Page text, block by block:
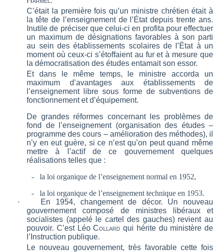
C’était la première fois qu’un ministre chrétien était à
la tête de l’enseignement de l’État depuis trente ans.
Inutile de préciser que celui-ci en profita pour effectuer
un maximum de désignations favorables à son parti
au sein des établissements scolaires de l’État à un
moment où ceux-ci s’étoffaient au fur et à mesure que
la démocratisation des études entamait son essor.
Et dans le même temps, le ministre accorda un
maximum d’avantages aux établissements de
l’enseignement libre sous forme de subventions de
fonctionnement et d’équipement.
De grandes réformes concernant les problèmes de
fond de l’enseignement (organisation des études –
programme des cours – amélioration des méthodes), il
n’y en eut guère, si ce n’est qu’on peutquand même
mettre à l’actif de ce gouvernement quelques
réalisations telles que :
-
la loi organique de l’enseignement normal en 1952,
-
la loi organique de l’enseignement technique en 1953.
·
En 1954, changement de décor. Un nouveau
gouvernement composé de ministres libéraux et
socialistes (appelé le cartel des gauches) revient au
pouvoir. C’est LéoCollard qui hérite du ministère de
l’Instruction publique.
Le nouveau gouvernement, très favorable cette fois